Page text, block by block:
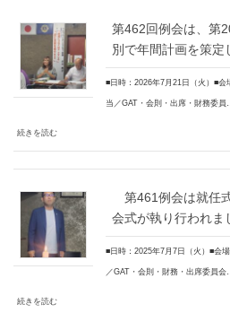
第462回例会は、第
別で年間計画を策定
■日時：2026年7月21日（火）■会
当／GAT・会則・出席・財務委
続きを読む
第461例会は就任
会式が執り行われま
■日時：2025年7月7日（火）■会
／GAT・会則・財務・出席委員会…
続きを読む